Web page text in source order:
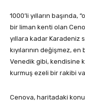
1000’li yılların
bir liman kenti olan
yıllara kadar Karadeniz
kıyılarının değişmez,
Venedik gibi, kendisine
kurmuş ezeli bir rakibi
Cenova, haritadaki